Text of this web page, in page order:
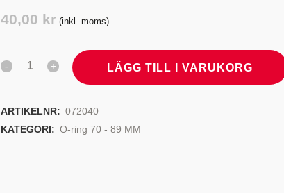
40,00 kr (inkl. moms)
LÄGG TILL I VARUKORG
ARTIKELNR: 072040
KATEGORI: O-ring 70 - 89 MM